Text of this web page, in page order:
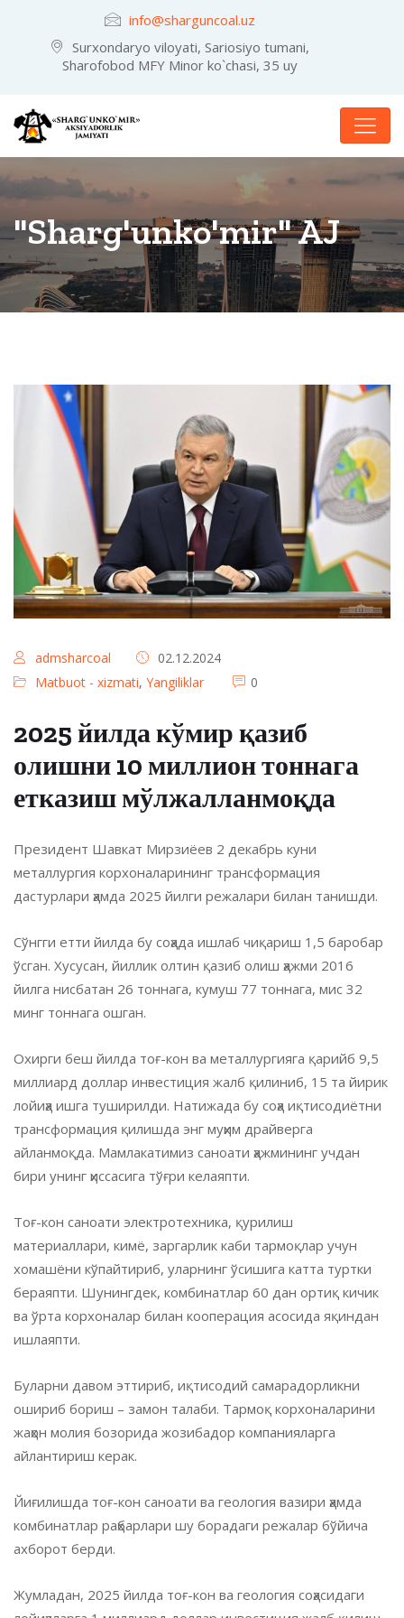
info@sharguncoal.uz
Surxondaryo viloyati, Sariosiyo tumani,
Sharofobod MFY Minor ko`chasi, 35 uy
"Sharg'unko'mir" AJ
admsharcoal
02.12.2024
Matbuot - xizmati, Yangiliklar 0
2025 йилда кўмир қазиб
олишни 10 миллион тоннага
етказиш мўлжалланмоқда
Президент Шавкат Мирзиёев 2 декабрь куни
металлургия корхоналарининг трансформация
дастурлари ҳамда 2025 йилги режалари билан танишди.
Сўнгги етти йилда бу соҳада ишлаб чиқариш 1,5 баробар
ўсган. Хусусан, йиллик олтин қазиб олиш ҳажми 2016
йилга нисбатан 26 тоннага, кумуш 77 тоннага, мис 32
минг тоннага ошган.
Охирги беш йилда тоғ-кон ва металлургияга қарийб 9,5
миллиард доллар инвестиция жалб қилиниб, 15 та йирик
лойиҳа ишга туширилди. Натижада бу соҳа иқтисодиётни
трансформация қилишда энг муҳим драйверга
айланмоқда. Мамлакатимиз саноати ҳажмининг учдан
бири унинг ҳиссасига тўғри келаяпти.
Тоғ-кон саноати электротехника, қурилиш
материаллари, кимё, заргарлик каби тармоқлар учун
хомашёни кўпайтириб, уларнинг ўсишига катта туртки
бераяпти. Шунингдек, комбинатлар 60 дан ортиқ кичик
ва ўрта корхоналар билан кооперация асосида яқиндан
ишлаяпти.
Буларни давом эттириб, иқтисодий самарадорликни
ошириб бориш – замон талаби. Тармоқ корхоналарини
жаҳон молия бозорида жозибадор компанияларга
айлантириш керак.
Йиғилишда тоғ-кон саноати ва геология вазири ҳамда
комбинатлар раҳбарлари шу борадаги режалар бўйича
ахборот берди.
Жумладан, 2025 йилда тоғ-кон ва геология соҳасидаги